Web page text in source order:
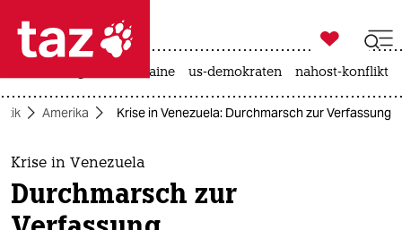
 taz zahl ich
taz zahl ich
themen
politik

taz zahl ich
krieg in der ukraine us-demokraten nahost-konflikt
Amerika Krise in Venezuela: Durchmarsch zur Verfassung
Krise in Venezuela
Durchmarsch zur